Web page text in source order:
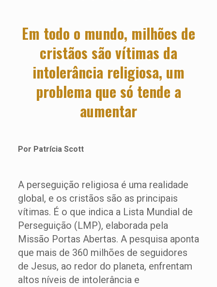
Em todo o mundo, milhões de
cristãos são vítimas da
intolerância religiosa, um
problema que só tende a
aumentar
Por Patrícia Scott
A perseguição religiosa é uma realidade
global, e os cristãos são as principais
vítimas. É o que indica a Lista Mundial de
Perseguição (LMP), elaborada pela
Missão Portas Abertas. A pesquisa aponta
que mais de 360 milhões de seguidores
de Jesus, ao redor do planeta, enfrentam
altos níveis de intolerância e